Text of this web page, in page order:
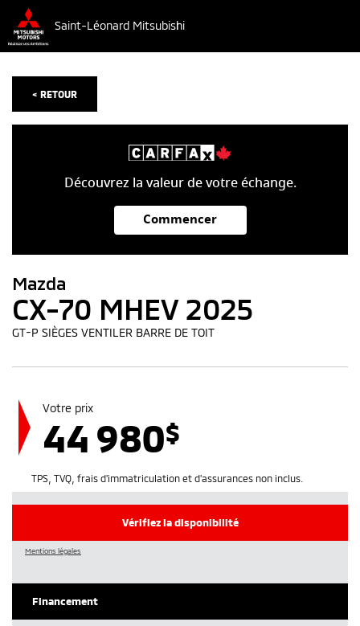
Saint-Léonard Mitsubishi
< RETOUR
Découvrez la valeur de votre échange.
Commencer
Mazda
CX-70 MHEV 2025
GT-P SIÈGES VENTILER BARRE DE TOIT
Votre prix
44 980$
TPS, TVQ, frais d'immatriculation et d'assurances non inclus.
Vérifiez la disponibilité
Mentions légales
Financement